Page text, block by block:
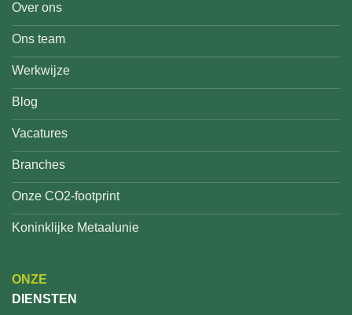
Over ons
Ons team
Werkwijze
Blog
Vacatures
Branches
Onze CO2-footprint
Koninklijke Metaalunie
ONZE
DIENSTEN